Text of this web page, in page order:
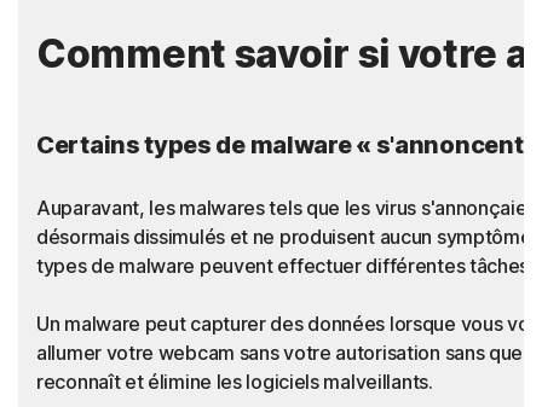
Comment savoir si votre
Certains types de malware « s'annoncent
Auparavant, les malwares tels que les virus
désormais dissimulés et ne produisent aucun
types de malware peuvent effectuer différentes tâches,
Un malware peut capturer des données lorsque vous
allumer votre webcam sans votre autorisation sans que
reconnaît et élimine les logiciels malveillants.